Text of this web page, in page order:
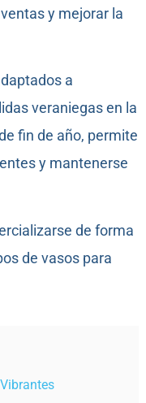
y mejorar la
a
veraniegas en la
fin de año, permite
y mantenerse
de forma
de vasos para